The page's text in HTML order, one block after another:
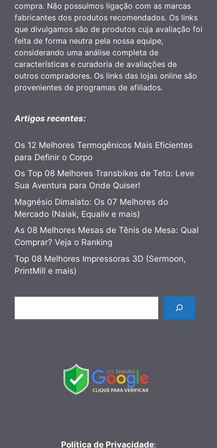
compra. Não possuímos ligação com as marcas
fabricantes dos produtos recomendados. Os links
que divulgamos são de produtos cuja avaliação foi
feita de forma neutra pela nossa equipe,
considerando uma análise completa de
características e curadoria de avaliações de
outros compradores. Os links das lojas online são
provenientes de programas de afiliados.
Artigos recentes:
Os 12 Melhores Termogênicos Mais Eficientes
para Definir o Corpo
Os Top 08 Melhores Transbikes de Teto: Leve
Sua Aventura para Onde Quiser!
Magnésio Dimalato: Os 07 Melhores do
Mercado (Naiak, Equaliv e mais)
As 08 Melhores Mesas de Tênis de Mesa: Qual
Comprar? Veja o Ranking
Top 08 Melhores Impressoras 3D (Sermoon,
PrintMill e mais)
Política de Privacidade: